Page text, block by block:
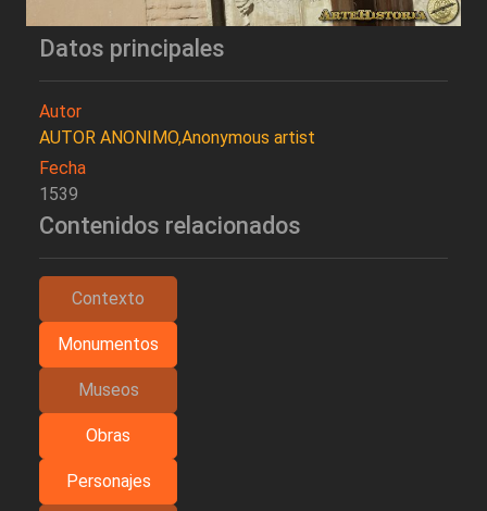
Datos principales
Autor
AUTOR ANONIMO,Anonymous artist
Fecha
1539
Contenidos relacionados
Contexto
Monumentos
Museos
Obras
Personajes